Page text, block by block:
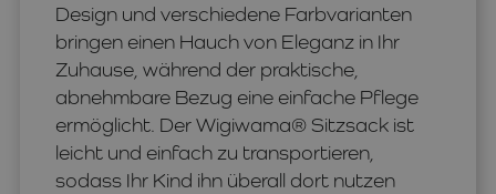
Design und verschiedene Farbvarianten
bringen einen Hauch von Eleganz in Ihr
Zuhause, während der praktische,
abnehmbare Bezug eine einfache Pflege
ermöglicht. Der Wigiwama® Sitzsack ist
leicht und einfach zu transportieren,
sodass Ihr Kind ihn überall dort nutzen